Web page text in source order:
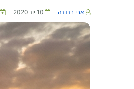
אבי בנדנה 10 יונ 2020